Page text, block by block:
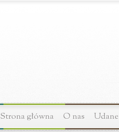
Strona główna O nas